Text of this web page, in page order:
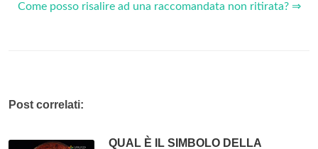
Come posso risalire ad una raccomandata non ritirata? ⇒
Post correlati:
QUAL È IL SIMBOLO DELLA